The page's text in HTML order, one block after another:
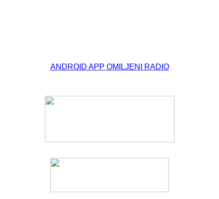
ANDROID APP OMILJENI RADIO